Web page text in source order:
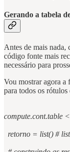
Gerando a tabela
Antes de mais nada,
código fonte mais
necessário para
Vou mostrar agora a
para todos os
compute.cont.table
retorno = list() #